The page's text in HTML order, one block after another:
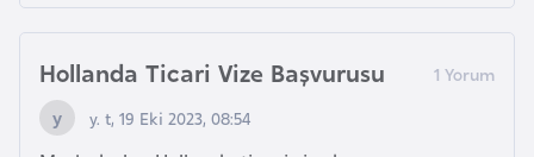
Hollanda Ticari Vize Başvurusu
y. t, 19 Eki 2023, 08:54
n
y
K
o